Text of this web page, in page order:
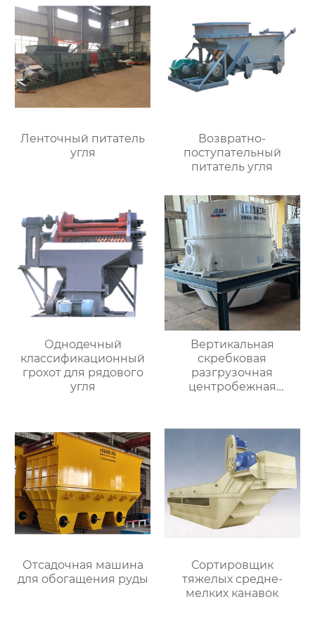
Ленточный питатель
угля
Возвратно-
поступательный
питатель угля
Однодечный
классификационный
грохот для рядового
угля
Вертикальная
скребковая
разгрузочная
центробежная
Отсадочная машина
для обогащения руды
Сортировщик
тяжелых средне-
мелких канавок